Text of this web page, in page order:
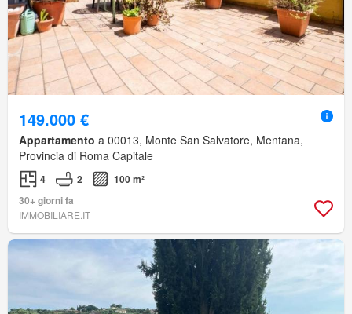
149.000 €
Appartamento a 00013, Monte San Salvatore, Mentana,
Provincia di Roma Capitale
4 2
100 m²
30+ giorni fa
IMMOBILIARE.IT